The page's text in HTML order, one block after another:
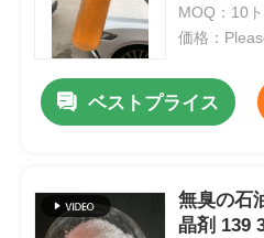
MOQ：10
価格：
ベストプライス
無臭の石
晶剤 139